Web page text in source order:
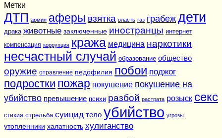
Метки
ДТП армия аферы взятка власть газ грабеж дети
драка животные заключенные иностранцы интернет
компенсация коррупция кража медицина наркотики
несчастный случай образование общество
оружие отравление педофилия побои поджог
подростки пожар покушение покушение на
убийство превышение психи разбой растрата розыск секс
стихия стрельба суицид тело убийство угрозы
утопленники халатность хулиганство